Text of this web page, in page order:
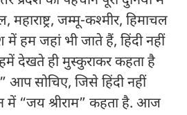
जम्मू-कश्मीर, हिमाचल
हम जहां भी जाते हैं, हिंदी नहीं
देखते ही मुस्कुराकर कहता है
आप सोचिए, जिसे हिंदी नहीं
में “जय श्रीराम” कहता है. आज